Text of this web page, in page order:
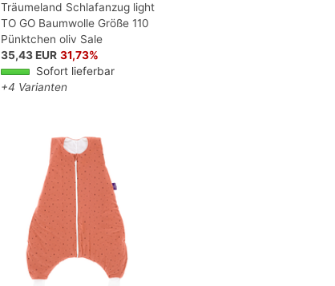
Träumeland Schlafanzug light
TO GO Baumwolle Größe 110
Pünktchen oliv Sale
35,43 EUR 31,73%
Sofort lieferbar
+4 Varianten